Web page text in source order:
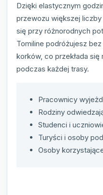
Dzięki elastycznym
przewozu większej
się przy różnorodnych
Tomiline podróżujesz
korków, co przekłada
podczas każdej trasy.
Pracownicy
Rodziny
Studenci i
Turyści i osoby
Osoby